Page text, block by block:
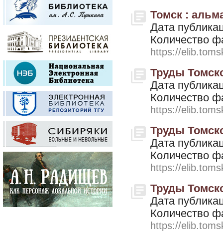
Томск :
Дата
Количество
https://
Труды
Дата
Количество
https://
Труды
Дата
Количество
https://
Труды
Дата
Количество
https://